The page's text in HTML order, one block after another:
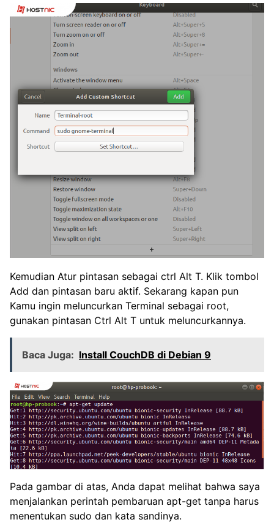
Kemudian Atur pintasan sebagai ctrl Alt T. Klik tombol
Add dan pintasan baru aktif. Sekarang kapan pun
Kamu ingin meluncurkan Terminal sebagai root,
gunakan pintasan Ctrl Alt T untuk meluncurkannya.
Baca Juga: Install CouchDB di Debian 9
Pada gambar di atas, Anda dapat melihat bahwa saya
menjalankan perintah pembaruan apt-get tanpa harus
menentukan sudo dan kata sandinya.